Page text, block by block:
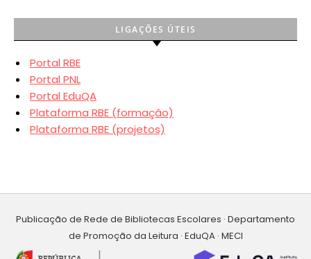
LIGAÇÕES ÚTEIS
Portal RBE
Portal PNL
Portal EduQA
Plataforma RBE (formação)
Plataforma RBE (projetos)
Publicação de Rede de Bibliotecas Escolares · Departamento
de Promoção da Leitura · EduQA · MECI